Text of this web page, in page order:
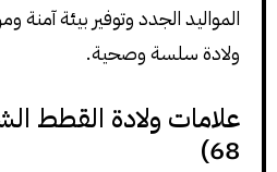
المواليد الجدد وتوفير بيئة
ولادة سلسة وصحية.
68)